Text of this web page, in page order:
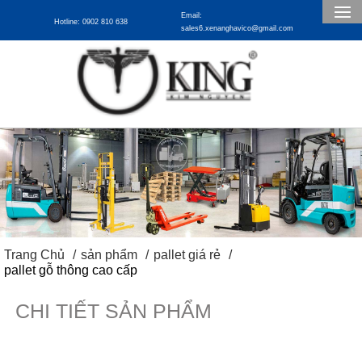
Hotline: 0902 810 638
Email:
sales6.xenanghavico@gmail.com
Trang Chủ sản phẩm
pallet giá rẻ
pallet gỗ thông cao cấp
CHI TIẾT SẢN PHẨM